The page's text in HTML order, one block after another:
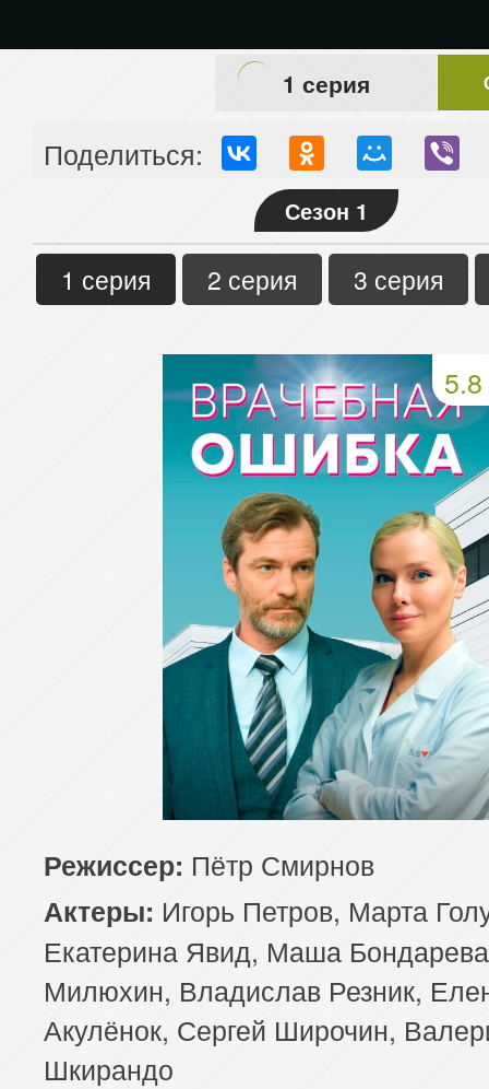
1 серия
Поделиться:
Сезон 1
1 серия 2 серия 3 серия
5.8
Режиссер: Пётр Смирнов
Актеры: Игорь Петров, Марта
Екатерина Явид, Маша
Милюхин, Владислав Резник,
Акулёнок, Сергей Широчин,
Шкирандо